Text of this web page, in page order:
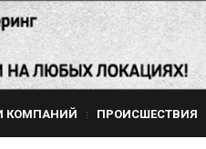
КОМПАНИЙ ПРОИСШЕСТВИЯ